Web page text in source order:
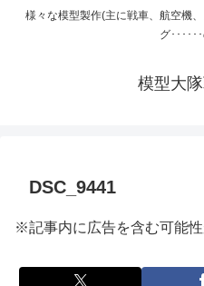
様々な模型製作(主に戦車、航空機
グ･････
模型大
DSC_9441
※記事内に広告を含む可能